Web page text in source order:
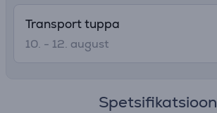
Transport tuppa
10. - 12. august
Spetsifikatsioon